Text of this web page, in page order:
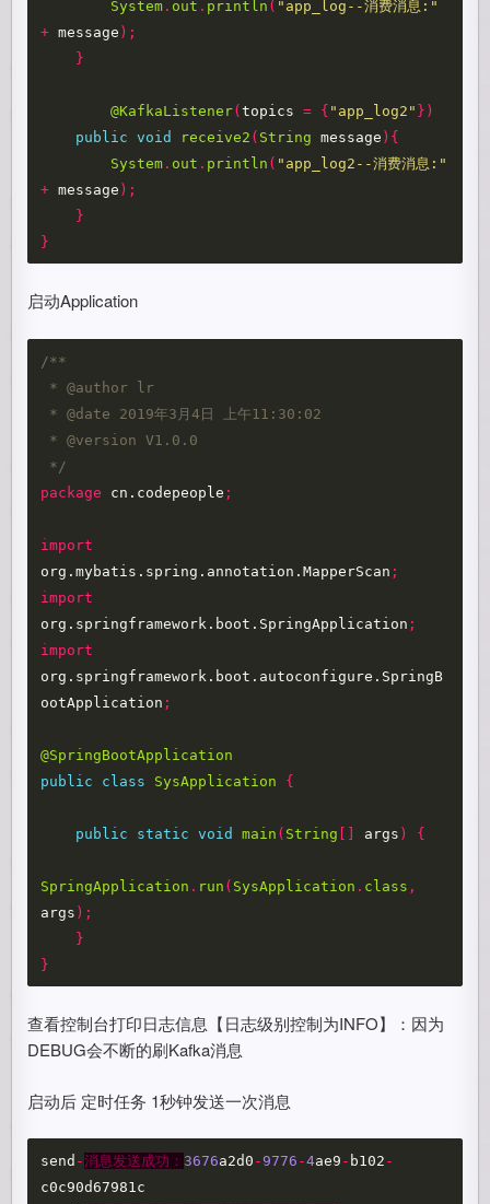
System . out . println ( "app_log--消费消息:"
+ message );
}
@KafkaListener(topics = { "app_log2" })
public
void receive2 ( String message ){
System . out . println ( "app_log2--消费消息:"
+ message );
}
}
启动Application
/**
*/
package
cn.codepeople ;
import
org.mybatis.spring.annotation.MapperScan ;
import
org.springframework.boot.SpringApplication ;
import
org.springframework.boot.autoconfigure.SpringB
ootApplication ;
@SpringBootApplication
public
class SysApplication {
public static void main ( String [] args ) {
SpringApplication . run ( SysApplication . class ,
args );
}
}
查看控制台打印日志信息【日志级别控制为INFO】：因为
DEBUG会不断的刷Kafka消息
启动后 定时任务 1秒钟发送一次消息
send -消息发送成功：3676a2d0 -9776 -4ae9 - b102 -
c0c90d67981c